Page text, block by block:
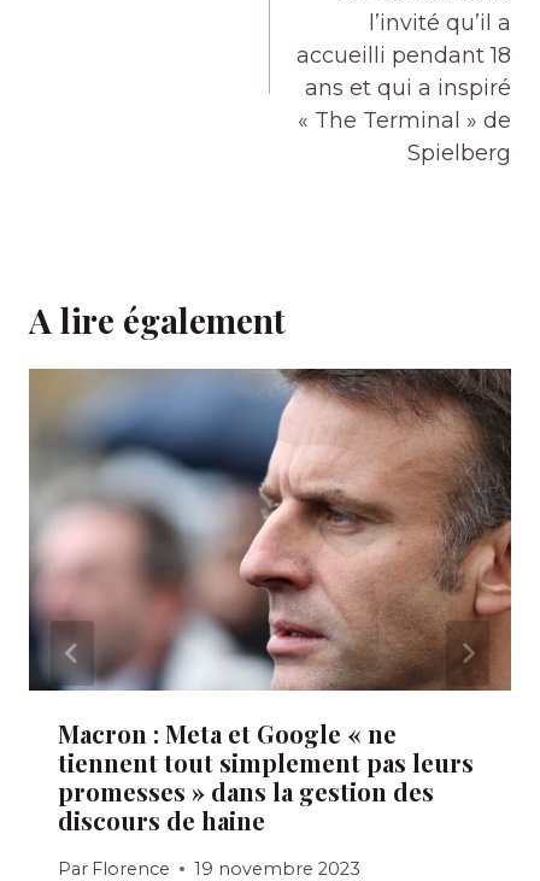
l’invité qu’il a
accueilli pendant 18
ans et qui a inspiré
« The Terminal » de
Spielberg
A lire également
Macron : Meta et Google « ne
tiennent tout simplement pas leurs
promesses » dans la gestion des
discours de haine
Par Florence 19 novembre 2023